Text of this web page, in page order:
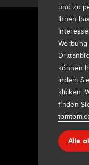
Über uns
Unternehmen
Kunden
Newsroom
Investoren
7th item
Routing
9th item of
und zu
Ihnen
können
indem
klicken.
finden
Alle